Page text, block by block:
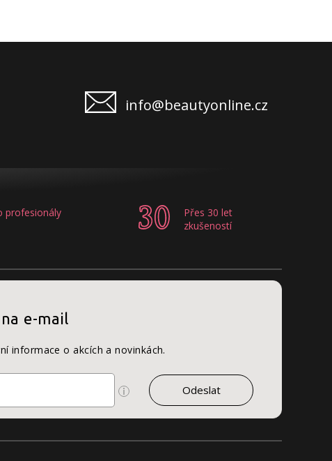
info@beautyonline.cz
profesionály
Přes 30 let
zkušeností
e-mail
informace o akcích a novinkách.